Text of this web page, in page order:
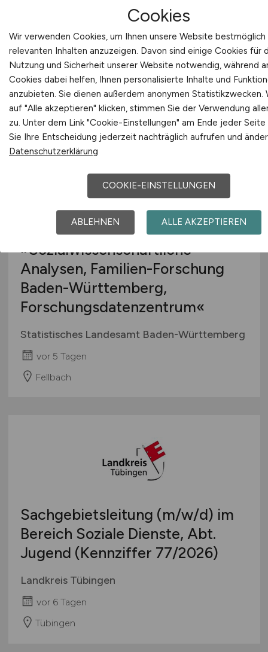
Landeshauptstadt Stuttgart
vor 4 Tagen
Stuttgart
Referent Masterplan Strategie
Kinderschutz(w/m/d)im Referat
»Sozialwissenschaftliche
Analysen, Familien-Forschung
Baden-Württemberg,
Forschungsdatenzentrum«
Statistisches Landesamt Baden-Württemberg
vor 5 Tagen
Fellbach
Sachgebietsleitung (m/w/d) im
Bereich Soziale Dienste, Abt.
Jugend (Kennziffer 77/2026)
Landkreis Tübingen
vor 6 Tagen
Tübingen
Cookies
Wir verwenden Cookies, um Ihnen unsere Website
relevanten Inhalten anzuzeigen. Davon sind einige Cookies für
Nutzung und Sicherheit unserer Website notwendig, während
Cookies dabei helfen, Ihnen personalisierte Inhalte und
anzubieten. Sie dienen außerdem anonymen Statistikzwecken.
auf "Alle akzeptieren" klicken, stimmen Sie der Verwendung
zu. Unter dem Link "Cookie-Einstellungen" am Ende jeder Seite
Sie Ihre Entscheidung jederzeit nachträglich aufrufen und
Datenschutzerklärung
COOKIE-EINSTELLUNGEN
ABLEHNEN ALLE AKZEPTIEREN